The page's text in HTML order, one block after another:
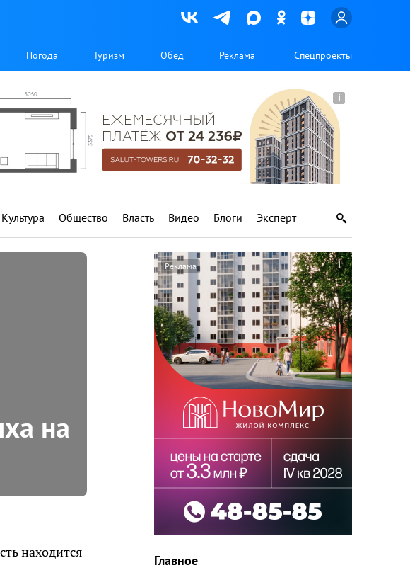
Погода Туризм Обед Реклама Спецпроекты
Культура Общество Власть Видео Блоги Эксперт
на
находится
Главное